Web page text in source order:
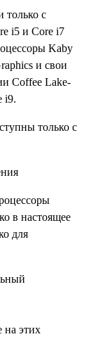
только с
i5 и Core i7
Kaby
и свои
Coffee Lake-
i9.
только с
в настоящее
для
на этих